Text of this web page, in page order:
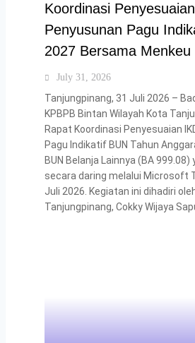
Koordinasi
Penyusunan Pagu
2027 Bersama Menkeu
July 31, 2026
Tanjungpinang, 31 Juli 2026 –
KPBPB Bintan Wilayah Kota
Rapat Koordinasi Penyesuaian
Pagu Indikatif BUN Tahun
BUN Belanja Lainnya (BA
secara daring melalui Microsoft
Juli 2026. Kegiatan ini dihadiri
Tanjungpinang, Cokky Wijaya